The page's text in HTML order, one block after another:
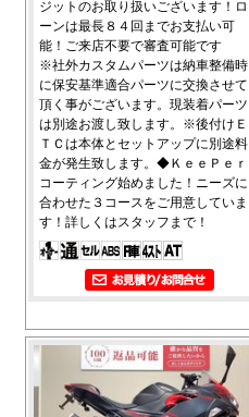
ジットのお取り扱いございます！ロ
ーンは最長８４回までお支払い可
能！ご来店不要で審査可能です
※社外カスタムパーツは納車整備時
に保安基準適合パーツに交換させて
頂く事がございます。現装着パーツ
は別途お渡し致します。※後付けＥ
ＴＣは本体とセットアップに別途料
金が発生致します。◆ＫｅｅＰｅｒ
コーティング始めました！ニーズに
合わせた３コースをご用意していま
す！詳しくはスタッフまで！